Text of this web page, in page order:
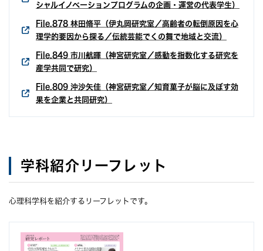
シャルイノベーションプログラムの企画・運営の代表学生）
File.878 林田脩平（伊丸岡研究室／高齢者の転倒原因を心
理学的要因から探る／伝統芸能でくの舞で地域と交流）
File.849 市川航暉（神宮研究室／感動を指数化する研究を
産学共同で研究）
File.809 沖沙矢佳（神宮研究室／知育菓子が脳に及ぼす効
果を企業と共同研究）
学科紹介リーフレット
心理科学科を紹介するリーフレットです。